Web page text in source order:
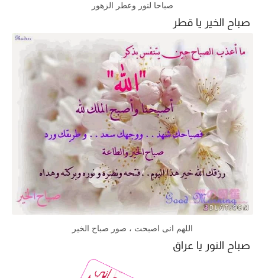
صباحا لنور وعطر الزهور
صباح الخير يا قطر
اللهم انى اصبحت ، صور صباح الخير
صباح النور يا عراق